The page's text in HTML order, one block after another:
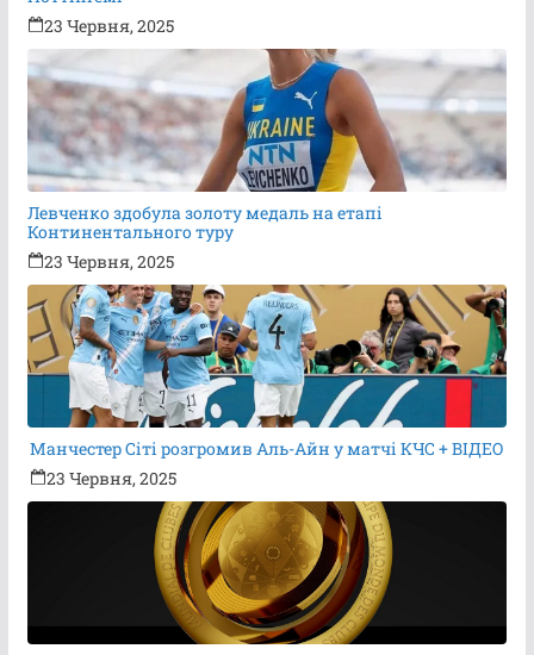
23 Червня, 2025
Левченко здобула золоту медаль на етапі
Континентального туру
23 Червня, 2025
Манчестер Сіті розгромив Аль-Айн у матчі КЧС + ВІДЕО
23 Червня, 2025